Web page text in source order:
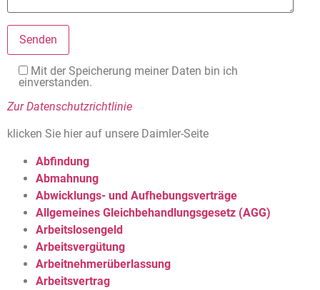
Mit der Speicherung meiner Daten bin ich
einverstanden.
Zur Datenschutzrichtlinie
klicken Sie hier auf unsere Daimler-Seite
Abfindung
Abmahnung
Abwicklungs- und Aufhebungsverträge
Allgemeines Gleichbehandlungsgesetz (AGG)
Arbeitslosengeld
Arbeitsvergütung
Arbeitnehmerüberlassung
Arbeitsvertrag